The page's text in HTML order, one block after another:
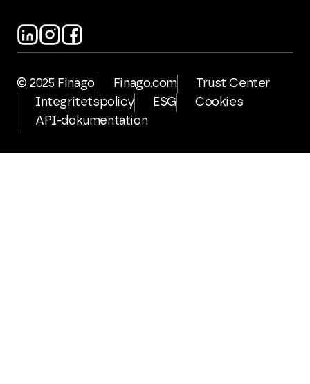
© 2025 Finago Finago.com
Trust Center
Integritetspolicy
ESG
Cookies
API-dokumentation